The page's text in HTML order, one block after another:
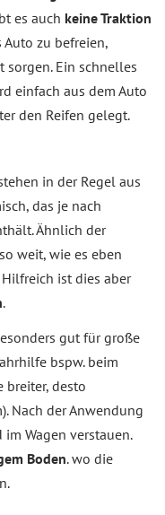
es auch keine Traktion
Auto zu befreien,
Ein schnelles
einfach aus dem Auto
den Reifen gelegt.
in der Regel aus
das je nach
Ähnlich der
weit, wie es eben
ist dies aber
.
gut für große
bspw. beim
breiter, desto
Nach der Anwendung
Wagen verstauen.
Boden. wo die